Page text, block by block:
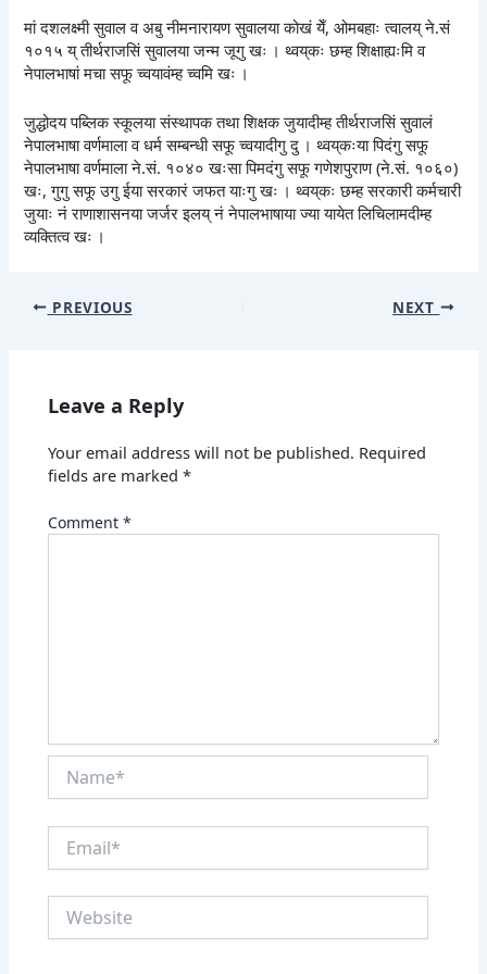
मां दशलक्ष्मी सुवाल व अबु नीमनारायण सुवालया कोखं येँ, ओमबहाः त्वालय् ने.सं
१०१५ य् तीर्थराजसिं सुवालया जन्म जूगु खः । थ्वय्‌कः छम्ह शिक्षाह्यःमि व
नेपालभाषां मचा सफू च्वयावंम्ह च्वमि खः ।
जुद्धोदय पब्लिक स्कूलया संस्थापक तथा शिक्षक जुयादीम्ह तीर्थराजसिं सुवालं
नेपालभाषा वर्णमाला व धर्म सम्बन्धी सफू च्वयादीगु दु । थ्वय्‌कःया पिदंगु सफू
नेपालभाषा वर्णमाला ने.सं. १०४० खःसा पिमदंगु सफू गणेशपुराण (ने.सं. १०६०)
खः, गुगु सफू उगु ईया सरकारं जफत याःगु खः । थ्वय्‌कः छम्ह सरकारी कर्मचारी
जुयाः नं राणाशासनया जर्जर इलय् नं नेपालभाषाया ज्या यायेत लिचिलामदीम्ह
व्यक्तित्व खः ।
PREVIOUS NEXT
Leave a Reply
Your email address will not be published. Required
fields are marked*
Comment*